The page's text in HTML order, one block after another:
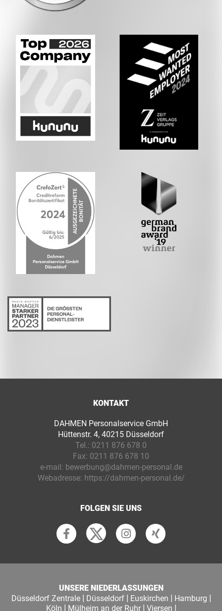
KONTAKT
DAHMEN Personalservice GmbH
Hüttenstr. 4, 40215 Düsseldorf
Tel.: 0211 876 678 0
Fax: 0211 876 678 10
e-mail: bewerbung@dahmen-personal.de
Webadresse: https://dahmen-personal.de/
FOLGEN SIE UNS
UNSERE NIEDERLASSUNGEN
Düsseldorf Zentrale| Düsseldorf| Euskirchen | Hamburg |
Köln | Mülheim an der Ruhr| Viersen |